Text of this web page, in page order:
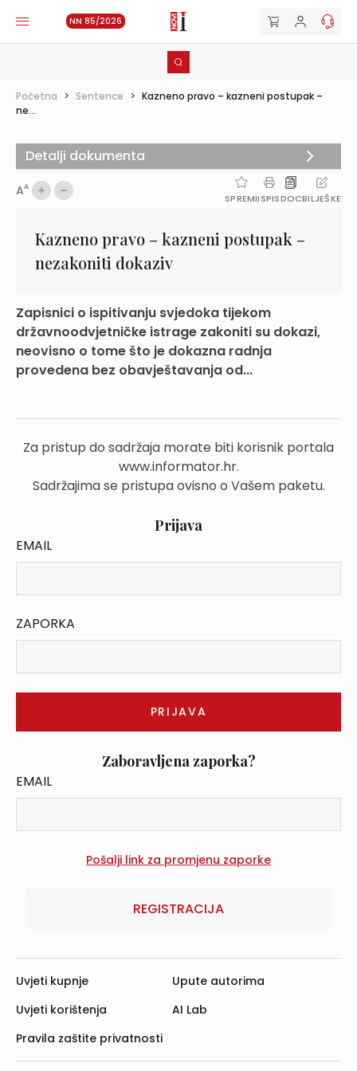
NN 85/2026
Početna > Sentence > Kazneno pravo – kazneni postupak –
ne...
AA
SPREMIISPISDOCBILJEŠKE
Kazneno pravo – kazneni postupak –
nezakoniti dokaziv
Zapisnici o ispitivanju svjedoka tijekom
državnoodvjetničke istrage zakoniti su dokazi,
neovisno o tome što je dokazna radnja
provedena bez obavještavanja od...
Za pristup do sadržaja morate biti korisnik portala
www.informator.hr.
Sadržajima se pristupa ovisno o Vašem paketu.
Prijava
EMAIL
ZAPORKA
Zaboravljena zaporka?
EMAIL
REGISTRACIJA
Detalji dokumenta
Uvjeti kupnje
Uvjeti korištenja
Pravila zaštite privatnosti
Upute autorima
AI Lab